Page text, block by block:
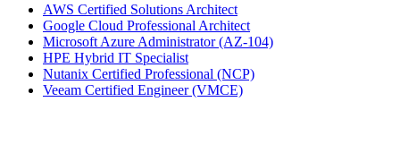
AWS Certified Solutions Architect
Google Cloud Professional Architect
Microsoft Azure Administrator (AZ-104)
HPE Hybrid IT Specialist
Nutanix Certified Professional (NCP)
Veeam Certified Engineer (VMCE)